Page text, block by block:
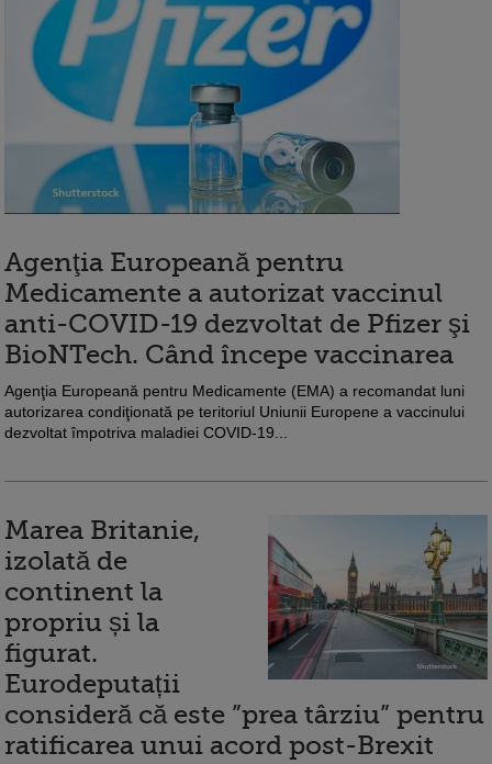
Agenţia Europeană pentru
Medicamente a autorizat vaccinul
anti-COVID-19 dezvoltat de Pfizer şi
BioNTech. Când începe vaccinarea
Agenţia Europeană pentru Medicamente (EMA) a recomandat luni
autorizarea condiţionată pe teritoriul Uniunii Europene a vaccinului
dezvoltat împotriva maladiei COVID-19...
Marea Britanie,
izolată de
continent la
propriu și la
figurat.
Eurodeputații
consideră că este ”prea târziu” pentru
ratificarea unui acord post-Brexit